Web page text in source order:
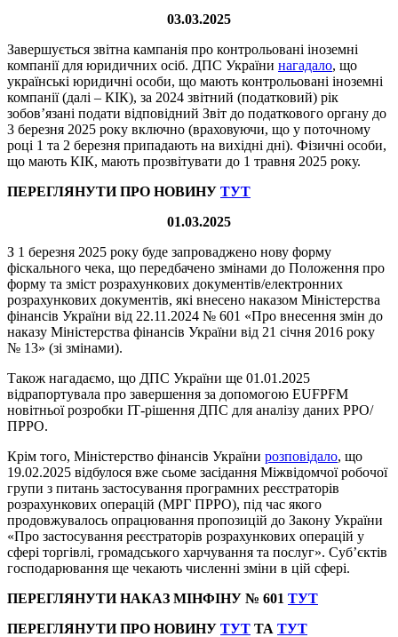
03.03.2025
Завершується звітна кампанія про контрольовані іноземні
компанії для юридичних осіб. ДПС України нагадало, що
українські юридичні особи, що мають контрольовані іноземні
компанії (далі – КІК), за 2024 звітний (податковий) рік
зобов’язані подати відповідний Звіт до податкового органу до
3 березня 2025 року включно (враховуючи, що у поточному
році 1 та 2 березня припадають на вихідні дні). Фізичні особи,
що мають КІК, мають прозвітувати до 1 травня 2025 року.
ПЕРЕГЛЯНУТИ ПРО НОВИНУ ТУT
01.03.2025
З 1 березня 2025 року буде запроваджено нову форму
фіскального чека, що передбачено змінами до Положення про
форму та зміст розрахункових документів/електронних
розрахункових документів, які внесено наказом Міністерства
фінансів України від 22.11.2024 № 601 «Про внесення змін до
наказу Міністерства фінансів України від 21 січня 2016 року
№ 13» (зі змінами).
Також нагадаємо, що ДПС України ще 01.01.2025
відрапортувала про завершення за допомогою EUFPFM
новітньої розробки ІТ-рішення ДПС для аналізу даних РРО/
ПРРО.
Крім того, Міністерство фінансів України розповідало, що
19.02.2025 відбулося вже сьоме засідання Міжвідомчої робочої
групи з питань застосування програмних реєстраторів
розрахункових операцій (МРГ ПРРО), під час якого
продовжувалось опрацювання пропозицій до Закону України
«Про застосування реєстраторів розрахункових операцій у
сфері торгівлі, громадського харчування та послуг». Суб’єктів
господарювання ще чекають численні зміни в цій сфері.
ПЕРЕГЛЯНУТИ НАКАЗ МІНФІНУ № 601 ТУТ
ПЕРЕГЛЯНУТИ ПРО НОВИНУ ТУТ ТА ТУТ